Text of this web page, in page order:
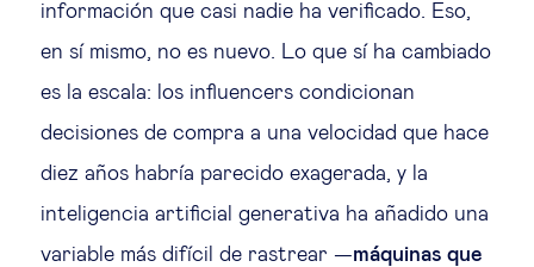
Tecnología jurídica
Social
Cohesión social & integración
información que casi nadie ha verificado. Eso,
en sí mismo, no es nuevo. Lo que sí ha cambiado
es la escala: los influencers condicionan
decisiones de compra a una velocidad que hace
diez años habría parecido exagerada, y la
inteligencia artificial generativa ha añadido una
variable más difícil de rastrear —máquinas que